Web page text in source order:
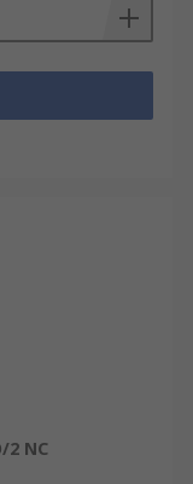
2 NC